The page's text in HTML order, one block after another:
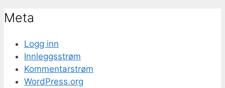
Meta
Logg inn
Innleggsstrøm
Kommentarstrøm
WordPress.org